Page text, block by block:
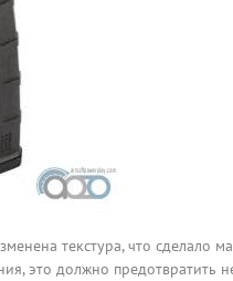
текстура, что сделало
это должно предотвратить